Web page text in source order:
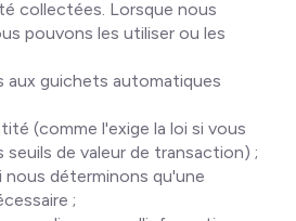
collectées. Lorsque nous
pouvons les utiliser ou les
aux guichets automatiques
(comme l'exige la loi si vous
de valeur de transaction) ;
déterminons qu'une
;